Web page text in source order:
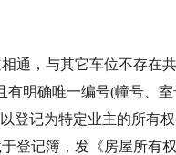
通，与其它车位不存在
明确唯一编号(幢号、
登记为特定业主的所有权
登记簿，发《房屋所有